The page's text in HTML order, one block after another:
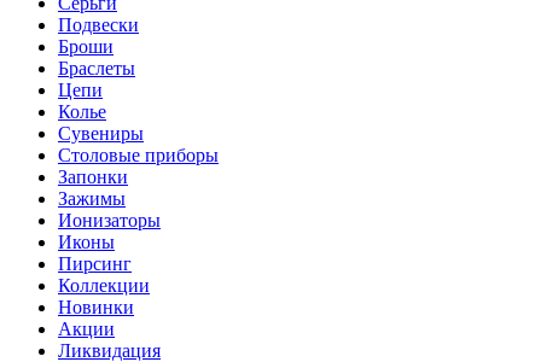
Подвески
Броши
Браслеты
Цепи
Колье
Сувениры
Столовые приборы
Запонки
Зажимы
Ионизаторы
Иконы
Пирсинг
Коллекции
Новинки
Акции
Ликвидация